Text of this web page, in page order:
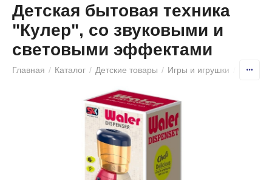
Детская бытовая техника
"Кулер", со звуковыми и
световыми эффектами
Главная / Каталог / Детские товары / Игры и игрушки